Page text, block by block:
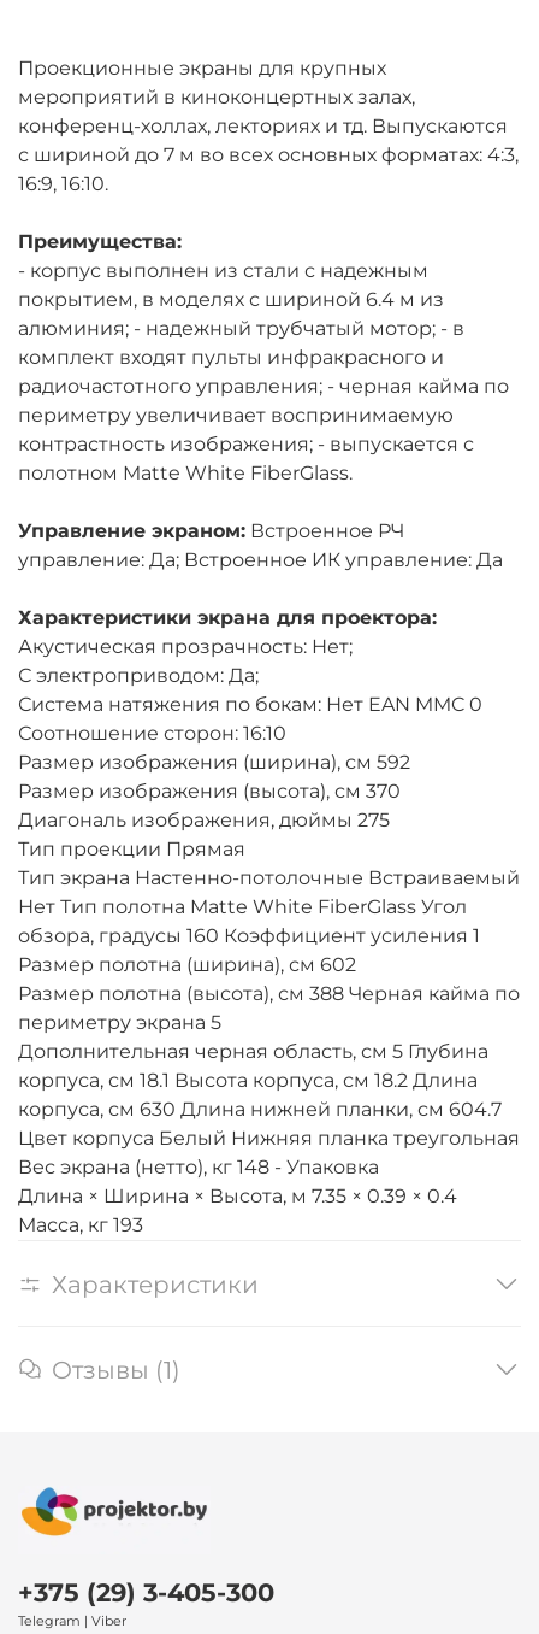
Проекционные экраны для крупных
мероприятий в киноконцертных залах,
конференц-холлах, лекториях и тд. Выпускаются
с шириной до 7 м во всех основных форматах: 4:3,
16:9, 16:10.
Преимущества:
- корпус выполнен из стали с надежным
покрытием, в моделях с шириной 6.4 м из
алюминия; - надежный трубчатый мотор; - в
комплект входят пульты инфракрасного и
радиочастотного управления; - черная кайма по
периметру увеличивает воспринимаемую
контрастность изображения; - выпускается с
полотном Matte White FiberGlass.
Управление экраном: Встроенное РЧ
управление: Да; Встроенное ИК управление: Да
Характеристики экрана для проектора:
Акустическая прозрачность: Нет;
С электроприводом: Да;
Система натяжения по бокам: Нет EAN MMC 0
Соотношение сторон: 16:10
Размер изображения (ширина), см 592
Размер изображения (высота), см 370
Диагональ изображения, дюймы 275
Тип проекции Прямая
Тип экрана Настенно-потолочные Встраиваемый
Нет Тип полотна Matte White FiberGlass Угол
обзора, градусы 160 Коэффициент усиления 1
Размер полотна (ширина), см 602
Размер полотна (высота), см 388 Черная кайма по
периметру экрана 5
Дополнительная черная область, см 5 Глубина
корпуса, см 18.1 Высота корпуса, см 18.2 Длина
корпуса, см 630 Длина нижней планки, см 604.7
Цвет корпуса Белый Нижняя планка треугольная
Вес экрана (нетто), кг 148 - Упаковка
Длина × Ширина × Высота, м 7.35 × 0.39 × 0.4
Масса, кг 193
Характеристики
Отзывы (1)
+375 (29) 3-405-300
Telegram | Viber